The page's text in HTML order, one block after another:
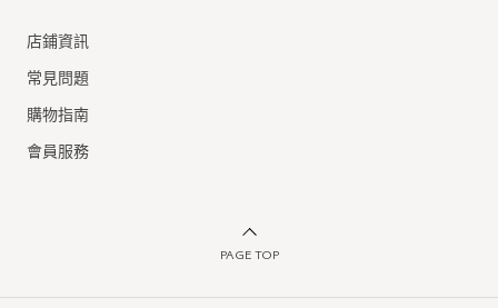
NTD3,010
店鋪資訊
常見問題
購物指南
會員服務
PAGE TOP